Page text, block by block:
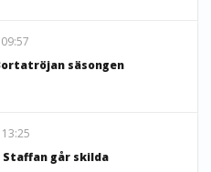
säsongen
13:25
Staffan går skilda